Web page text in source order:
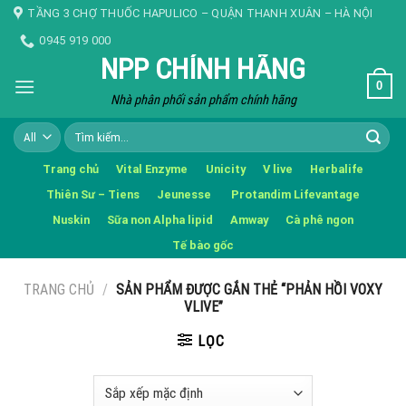
Skip TẦNG 3 CHỢ THUỐC HAPULICO – QUẬN THANH XUÂN – HÀ NỘI
0945 919 000
NPP CHÍNH HÃNG
Nhà phân phối sản phẩm chính hãng
0
Tìm
kiếm:
Trang chủ Vital Enzyme Unicity V live
Herbalife
Thiên Sư – Tiens
Jeunesse
Protandim Lifevantage
Nuskin
Sữa non Alpha lipid Amway
Cà phê ngon
Tế bào gốc
TRANG CHỦ / SẢN PHẨM ĐƯỢC GẮN THẺ “PHẢN HỒI VOXY
VLIVE”
LỌC